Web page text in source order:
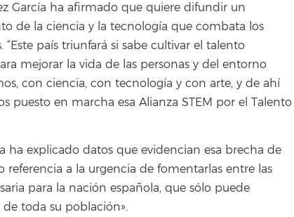
García ha afirmado que quiere difundir un
de la ciencia y la tecnología que combata los
“Este país triunfará si sabe cultivar el talento
mejorar la vida de las personas y del entorno
con ciencia, con tecnología y con arte, y de ahí
puesto en marcha esa Alianza STEM por el Talento
ha explicado datos que evidencian esa brecha de
referencia a la urgencia de fomentarlas entre las
para la nación española, que sólo puede
toda su población».